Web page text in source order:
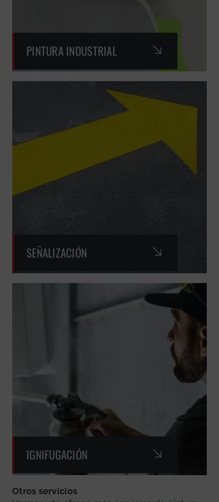
PINTURA INDUSTRIAL
SEÑALIZACIÓN
IGNIFUGACIÓN
Otros servicios